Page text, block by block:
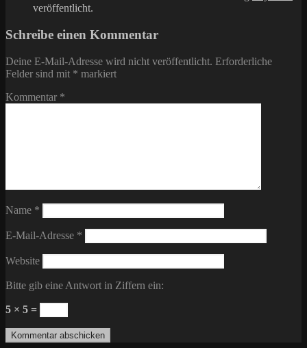
veröffentlicht.
Schreibe einen Kommentar
Deine E-Mail-Adresse wird nicht veröffentlicht. Erforderliche
Felder sind mit * markiert
Kommentar *
Name *
E-Mail-Adresse *
Website
Bitte gib eine Antwort in Ziffern ein:
5 × 5 =